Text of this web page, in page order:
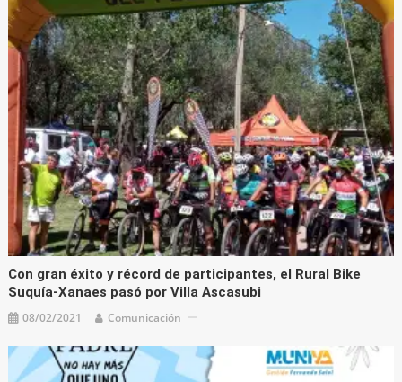
Con gran éxito y récord de participantes, el Rural Bike
Suquía-Xanaes pasó por Villa Ascasubi
08/02/2021 Comunicación